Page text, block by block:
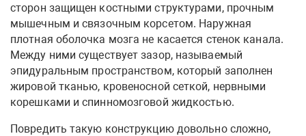
сторон защищен костными структурами, прочным
мышечным и связочным корсетом. Наружная
плотная оболочка мозга не касается стенок канала.
Между ними существует зазор, называемый
эпидуральным пространством, который заполнен
жировой тканью, кровеносной сеткой, нервными
корешками и спинномозговой жидкостью.
Повредить такую конструкцию довольно сложно,